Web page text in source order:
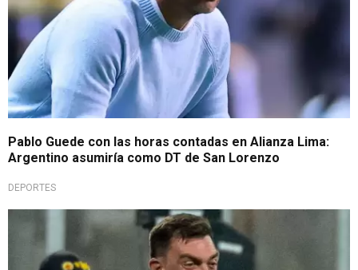
Pablo Guede con las horas contadas en Alianza Lima:
Argentino asumiría como DT de San Lorenzo
DEPORTES